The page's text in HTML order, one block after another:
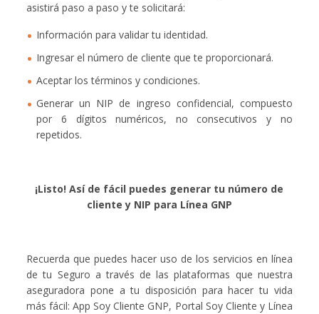
asistirá paso a paso y te solicitará:
Información para validar tu identidad.
Ingresar el número de cliente que te proporcionará.
Aceptar los términos y condiciones.
Generar un NIP de ingreso confidencial, compuesto
por 6 dígitos numéricos, no consecutivos y no
repetidos.
¡Listo! Así de fácil puedes generar tu número de
cliente y NIP para Línea GNP
Recuerda que puedes hacer uso de los servicios en línea
de tu Seguro a través de las plataformas que nuestra
aseguradora pone a tu disposición para hacer tu vida
más fácil: App Soy Cliente GNP, Portal Soy Cliente y Línea